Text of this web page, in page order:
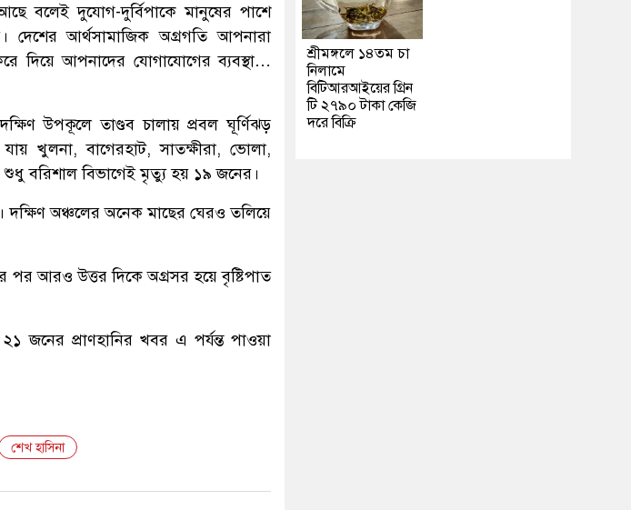
বলেই দুযোগ-দুর্বিপাকে মানুষের পাশে
দেশের আর্থসামাজিক অগ্রগতি আপনারা
দিয়ে আপনাদের যোগাযোগের ব্যবস্থা…
উপকূলে তাণ্ডব চালায় প্রবল ঘূর্ণিঝড়
খুলনা, বাগেরহাট, সাতক্ষীরা, ভোলা,
শুধু বরিশাল বিভাগেই মৃত্যু হয় ১৯ জনের।
দক্ষিণ অঞ্চলের অনেক মাছের ঘেরও তলিয়ে
পর আরও উত্তর দিকে অগ্রসর হয়ে বৃষ্টিপাত
জনের প্রাণহানির খবর এ পর্যন্ত পাওয়া
শেখ হাসিনা
শ্রীমঙ্গলে ১৪তম চা
নিলামে
বিটিআরআইয়ের গ্রিন
টি ২৭৯০ টাকা কেজি
দরে বিক্রি